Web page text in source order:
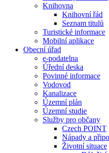
Knihovna
Knihovní řád
Seznam titulů
Turistické informace
Mobilní aplikace
Obecní úřad
e-podatelna
Úřední deska
Povinné informace
Vodovod
Kanalizace
Územní plán
Územní studie
Služby pro občany
Czech POINT
Nápady a
Životní situace